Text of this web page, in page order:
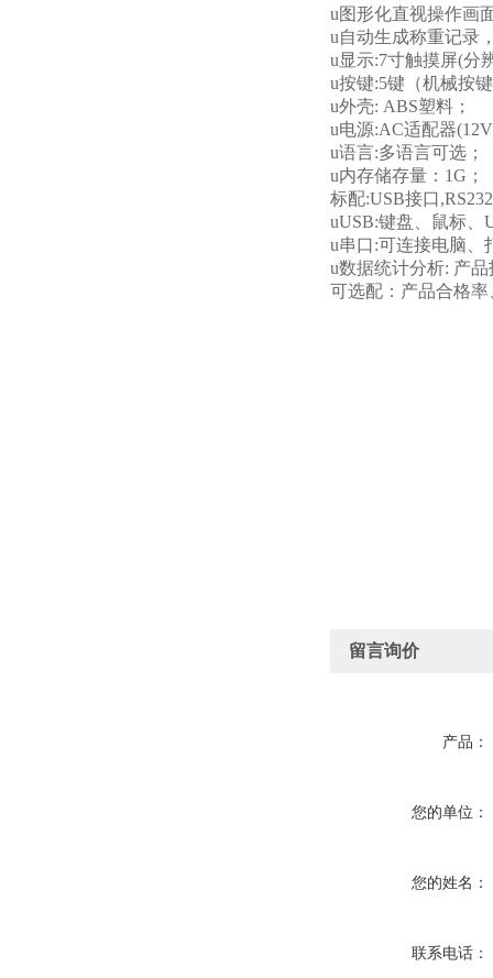
u图形化直视操作画
u自动生成称重记录
u显示:7寸触摸屏(
u按键:5键（机械按
u外壳: ABS塑料；
u电源:AC适配器
u语言:多语言可选；
u内存储存量：1G；
标配:USB接口
uUSB:键盘、鼠标、
u串口:可连接电脑、
u数据统计分析: 产
可选配：产品合格
留言询价
产品：
您的单位：
您的姓名：
联系电话：